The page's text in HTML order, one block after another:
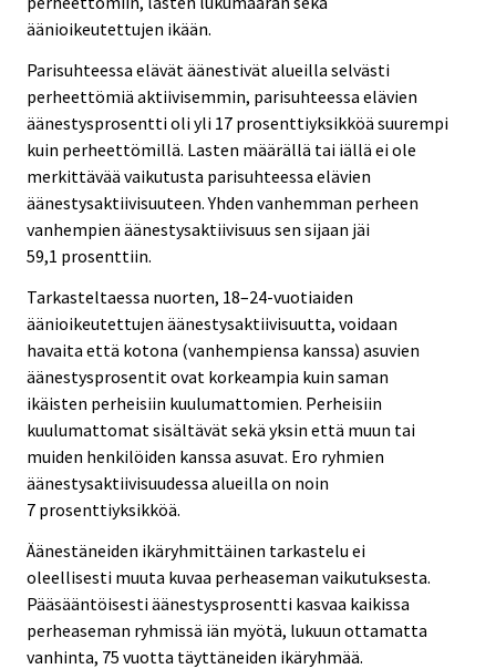
äänioikeutettujen ikään.
Parisuhteessa elävät äänestivät alueilla selvästi
perheettömiä aktiivisemmin, parisuhteessa elävien
äänestysprosentti oli yli 17 prosenttiyksikköä suurempi
kuin perheettömillä. Lasten määrällä tai iällä ei ole
merkittävää vaikutusta parisuhteessa elävien
äänestysaktiivisuuteen. Yhden vanhemman perheen
vanhempien äänestysaktiivisuus sen sijaan jäi
59,1 prosenttiin.
Tarkasteltaessa nuorten, 18–24-vuotiaiden
äänioikeutettujen äänestysaktiivisuutta, voidaan
havaita että kotona (vanhempiensa kanssa) asuvien
äänestysprosentit ovat korkeampia kuin saman
ikäisten perheisiin kuulumattomien. Perheisiin
kuulumattomat sisältävät sekä yksin että muun tai
muiden henkilöiden kanssa asuvat. Ero ryhmien
äänestysaktiivisuudessa alueilla on noin
7 prosenttiyksikköä.
Äänestäneiden ikäryhmittäinen tarkastelu ei
oleellisesti muuta kuvaa perheaseman vaikutuksesta.
Pääsääntöisesti äänestysprosentti kasvaa kaikissa
perheaseman ryhmissä iän myötä, lukuun ottamatta
vanhinta, 75 vuotta täyttäneiden ikäryhmää.